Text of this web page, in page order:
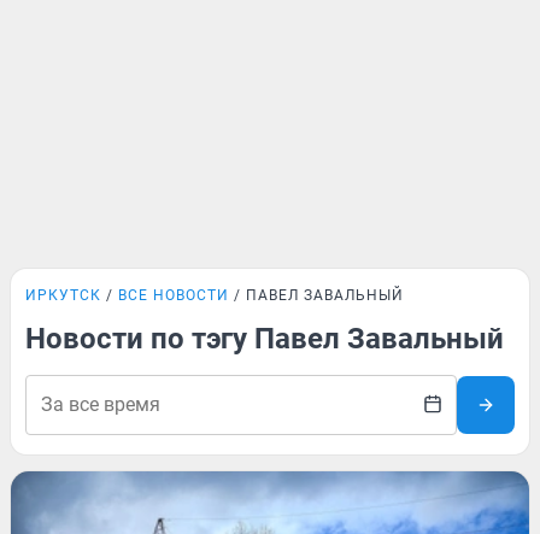
ИРКУТСК ВСЕ НОВОСТИ ПАВЕЛ ЗАВАЛЬНЫЙ
Новости по тэгу Павел Завальный